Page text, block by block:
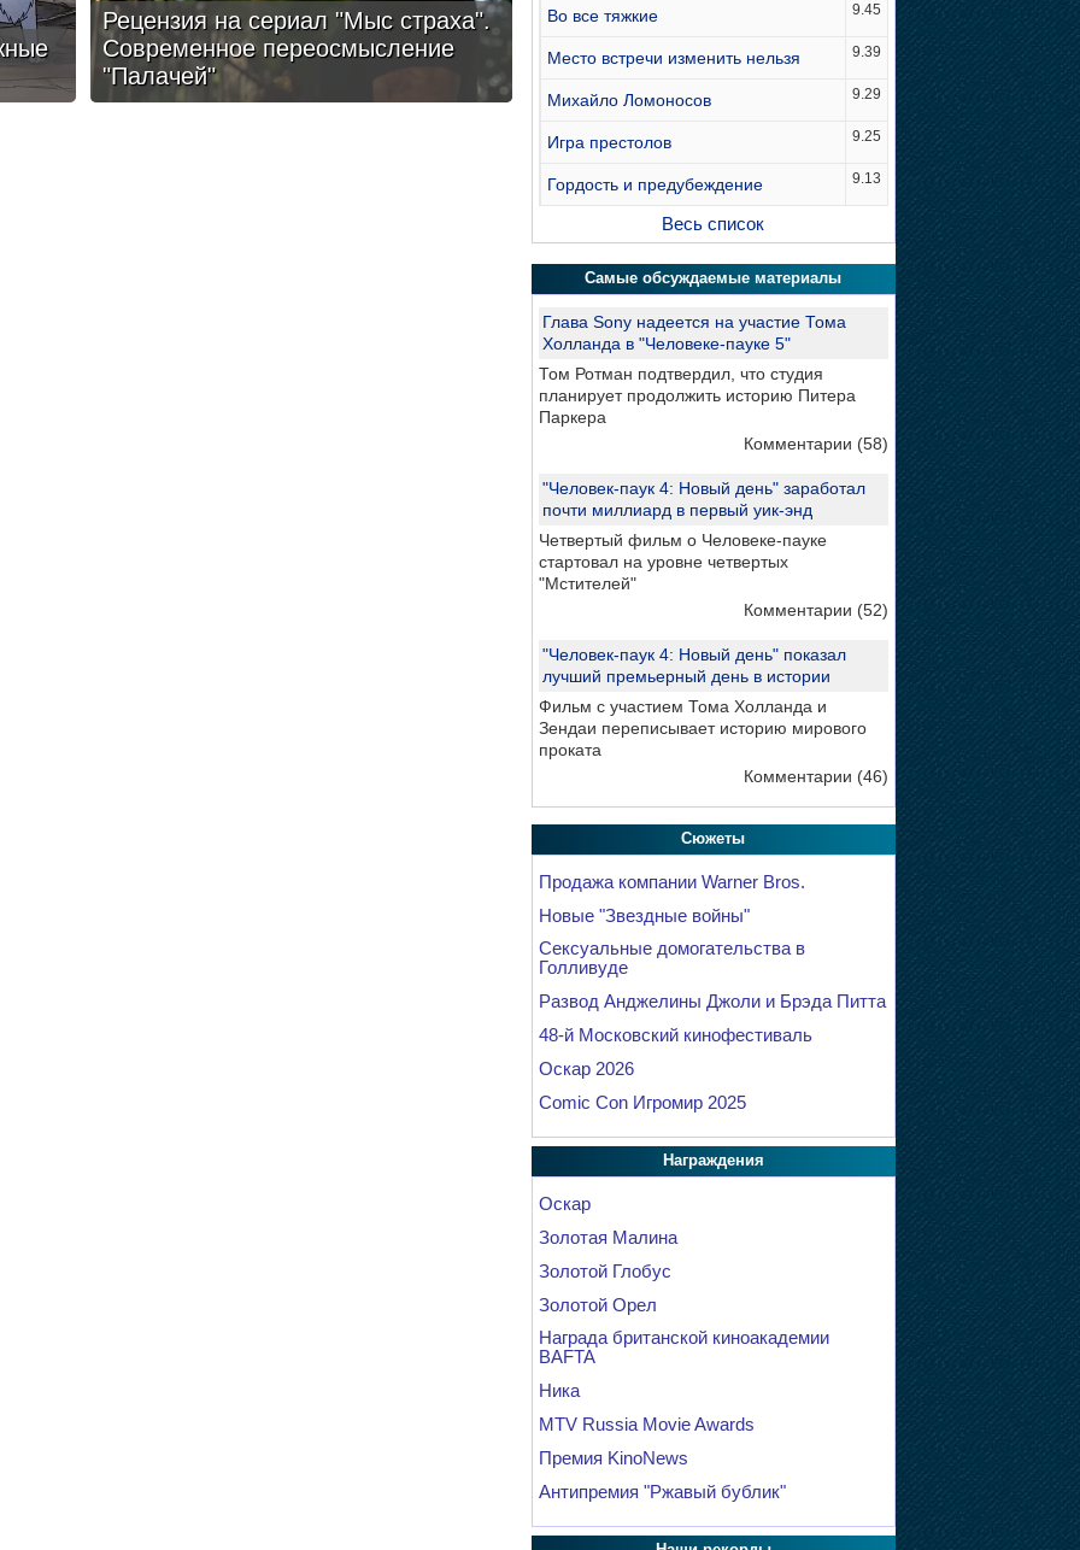
Рецензия на сериал "Мыс страха".
Современное переосмысление
"Палачей"
Во все тяжкие 9.45
Место встречи изменить нельзя 9.39
Михайло Ломоносов 9.29
Игра престолов 9.25
Гордость и предубеждение 9.13
Весь список
Самые обсуждаемые материалы
Глава Sony надеется на участие Тома
Холланда в "Человеке-пауке 5"
Том Ротман подтвердил, что студия
планирует продолжить историю Питера
Паркера
Комментарии (58)
"Человек-паук 4: Новый день" заработал
почти миллиард в первый уик-энд
Четвертый фильм о Человеке-пауке
стартовал на уровне четвертых
"Мстителей"
Комментарии (52)
"Человек-паук 4: Новый день" показал
лучший премьерный день в истории
Фильм с участием Тома Холланда и
Зендаи переписывает историю мирового
проката
Комментарии (46)
Сюжеты
Продажа компании Warner Bros.
Новые "Звездные войны"
Сексуальные домогательства в
Голливуде
Развод Анджелины Джоли и Брэда Питта
48-й Московский кинофестиваль
Оскар 2026
Comic Con Игромир 2025
Награждения
Оскар
Золотая Малина
Золотой Глобус
Золотой Орел
Награда британской киноакадемии
BAFTA
Ника
MTV Russia Movie Awards
Премия KinoNews
Антипремия "Ржавый бублик"